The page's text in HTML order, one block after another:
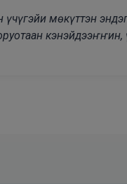
үчүгэйи мөкүттэн
кэнэйдээҥҥин,